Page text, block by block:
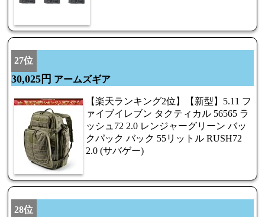
27位
30,025円 アームズギア
【楽天ランキング2位】【新型】5.11 フ
ァイブイレブン タクティカル 56565 ラ
ッシュ72 2.0 レンジャーグリーン バッ
クパック バック 55リットル RUSH72
2.0 (サバゲー)
28位